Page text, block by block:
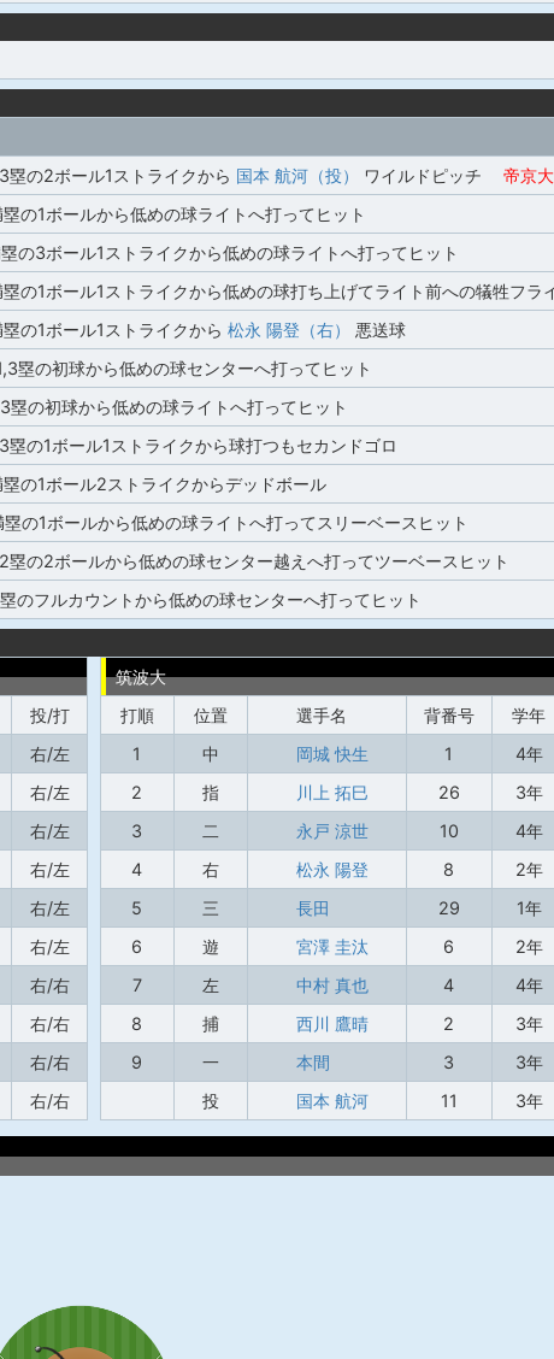
塁の2ボール1ストライクから 国本 航河（投） ワイルドピッチ
帝京
塁の1ボールから低めの球ライトへ打ってヒット
塁の3ボール1ストライクから低めの球ライトへ打ってヒット
塁の1ボール1ストライクから低めの球打ち上げてライト前への犠牲フラ
塁の1ボール1ストライクから 松永 陽登（右） 悪送球
塁の初球から低めの球センターへ打ってヒット
塁の初球から低めの球ライトへ打ってヒット
塁の1ボール1ストライクから球打つもセカンドゴロ
塁の1ボール2ストライクからデッドボール
塁の1ボールから低めの球ライトへ打ってスリーベースヒット
塁の2ボールから低めの球センター越えへ打ってツーベースヒット
のフルカウントから低めの球センターへ打ってヒット
投/打
右/左
右/左
右/左
右/左
右/左
右/左
右/右
右/右
右/右
右/右
筑波大
打順
位置 選手名 背番号
学年
1
中 岡城 快生 1
4年
2
指 川上 拓巳 26
3年
3
二 永戸 涼世 10
4年
4
右 松永 陽登 8
2年
5
三 長田 29
1年
6
遊 宮澤 圭汰 6
2年
7
左 中村 真也 4
4年
8
捕 西川 鷹晴 2
3年
9
一 本間 3
3年
投
国本 航河 11 3年